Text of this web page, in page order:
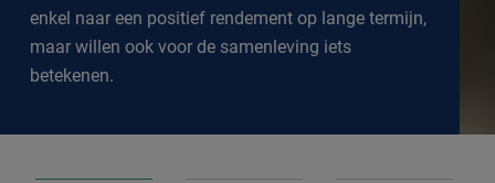
enkel naar een positief rendement op lange termijn,
maar willen ook voor de samenleving iets
betekenen.